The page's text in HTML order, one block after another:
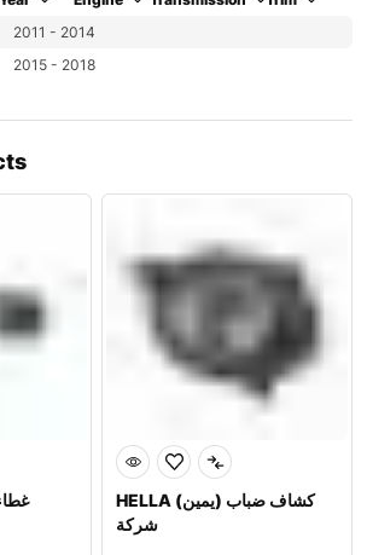
2011 - 2014
2015 - 2018
HELLA كشاف ضباب (يمين)
شركة